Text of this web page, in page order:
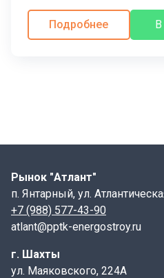
Подробнее В
Рынок "Атлант"
п. Янтарный, ул.
+7 (988) 577-43-90
atlant@pptk-energostroy.ru
г. Шахты
ул. Маяковского, 224А